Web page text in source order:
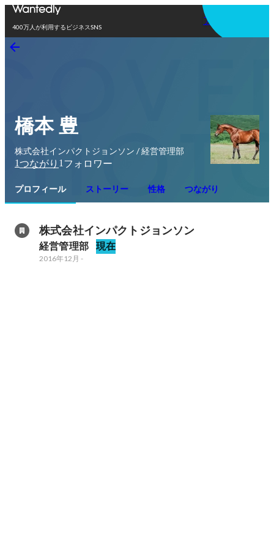
400万人が利用するビジネスSNS
アプリを使う
橋本 豊
株式会社インパクトジョンソン / 経営管理部
1つながり 1 フォロワー
プロフィール ストーリー 性格 つながり
株式会社インパクトジョンソン
経営管理部 現在
2016年12月 -